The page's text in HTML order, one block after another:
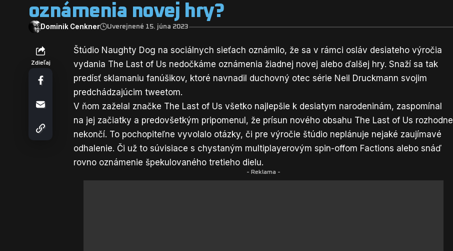
oznámenia novej hry?
Dominik Cenkner Uverejnené 15. júna 2023
Zdieľaj
Štúdio Naughty Dog na sociálnych sieťach oznámilo, že sa v rámci osláv desiateho výročia
vydania The Last of Us nedočkáme oznámenia žiadnej novej alebo ďalšej hry. Snaží sa tak
predísť sklamaniu fanúšikov, ktoré navnadil duchovný otec série Neil Druckmann svojim
predchádzajúcim tweetom.
V ňom zaželal značke The Last of Us všetko najlepšie k desiatym narodeninám, zaspomínal
na jej začiatky a predovšetkým pripomenul, že prísun nového obsahu The Last of Us rozhodne
nekončí. To pochopiteľne vyvolalo otázky, či pre výročie štúdio neplánuje nejaké zaujímavé
odhalenie. Či už to súvisiace s chystaným multiplayerovým spin-offom Factions alebo snáď
rovno oznámenie špekulovaného tretieho dielu.
- Reklama -